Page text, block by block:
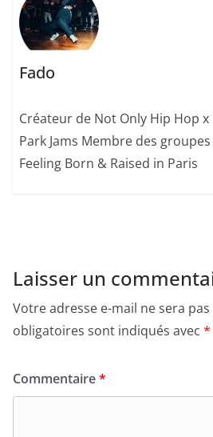
Fado
Créateur de Not Only Hip Hop x
Park Jams Membre des
Feeling Born & Raised in Paris
Laisser un
Votre adresse e-mail ne sera
obligatoires sont indiqués avec *
Commentaire*